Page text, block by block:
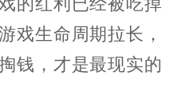
的红利已经被吃掉
戏生命周期拉长，
钱，才是最现实的